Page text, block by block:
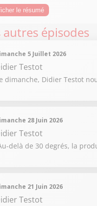
le résumé
autres épisodes
5 Juillet 2026
Testot
dimanche, Didier Testot
28 Juin 2026
Testot
delà de 30 degrés, la
21 Juin 2026
Testot